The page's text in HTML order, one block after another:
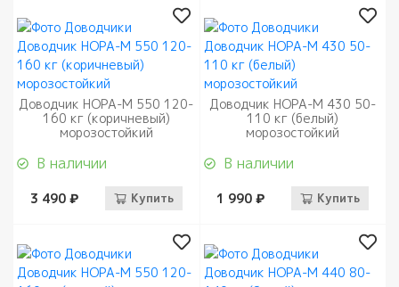
Доводчик НОРА-М 550 120-
160 кг (коричневый)
морозостойкий
В наличии
3 490 ₽ Купить
Доводчик НОРА-М 430 50-
110 кг (белый)
морозостойкий
В наличии
1 990 ₽ Купить